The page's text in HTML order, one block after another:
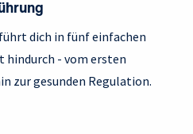
dich in fünf einfachen
hindurch - vom ersten
zur gesunden Regulation.